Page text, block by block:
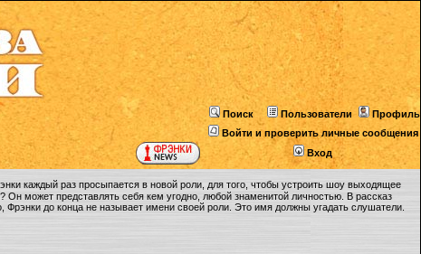
Поиск Пользователи
Профиль
Войти и проверить личные сообщения
Вход
каждый раз просыпается в новой роли, для того, чтобы устроить шоу выходящее
может представлять себя кем угодно, любой знаменитой личностью. В рассказ
Фрэнки до конца не называет имени своей роли. Это имя должны угадать слушатели.